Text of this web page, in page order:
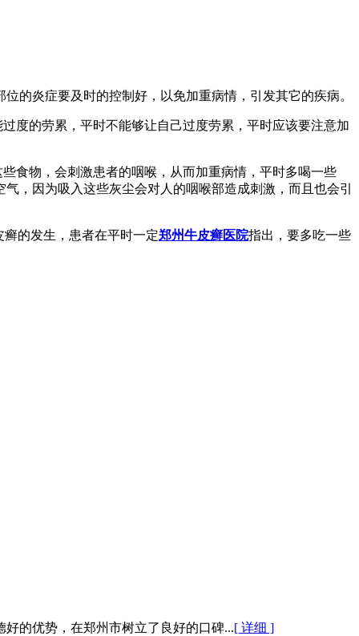
的炎症要及时的控制好，以免加重病情，引发其它的疾病。
度的劳累，平时不能够让自己过度劳累，平时应该要注意加
食物，会刺激患者的咽喉，从而加重病情，平时多喝一些
，因为吸入这些灰尘会对人的咽喉部造成刺激，而且也会引
的发生，患者在平时一定郑州牛皮癣医院指出，要多吃一些
的优势，在郑州市树立了良好的口碑...[ 详细 ]